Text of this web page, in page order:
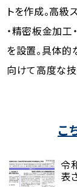
トを作成。高
・精密板金加工
を設置。具体
向けて高度な
こ
令
表